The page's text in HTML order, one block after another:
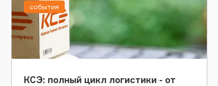
КСЭ: полный цикл логистики - от
события